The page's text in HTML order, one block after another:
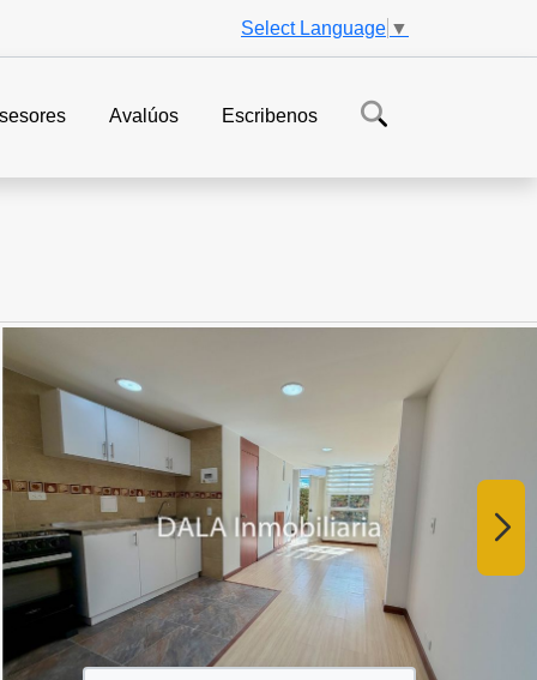
Select Language ▼
Avalúos Escribenos